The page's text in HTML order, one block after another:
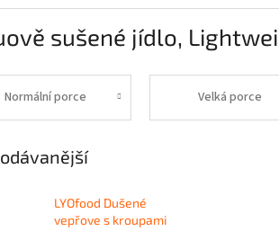
sušené jídlo,
Normální porce Velká porce
LYOfood Dušené
vepřove s kroupami